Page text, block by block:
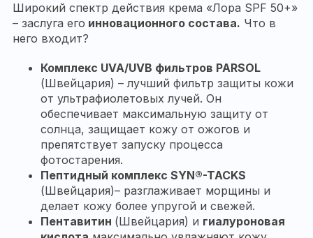
Широкий спектр действия крема «Лора SPF 50+»
– заслуга его инновационного состава. Что в
него входит?
Комплекс UVA/UVB фильтров PARSOL
(Швейцария) – лучший фильтр защиты кожи
от ультрафиолетовых лучей. Он
обеспечивает максимальную защиту от
солнца, защищает кожу от ожогов и
препятствует запуску процесса
фотостарения.
Пептидный комплекс SYN®-TACKS
(Швейцария)– разглаживает морщины и
делает кожу более упругой и свежей.
Пентавитин (Швейцария) и гиалуроновая